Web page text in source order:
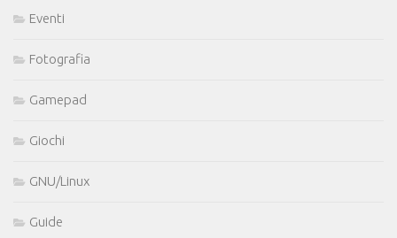
Eventi
Fotografia
Gamepad
Giochi
GNU/Linux
Guide